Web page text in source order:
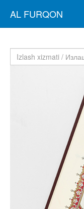
AL FURQON